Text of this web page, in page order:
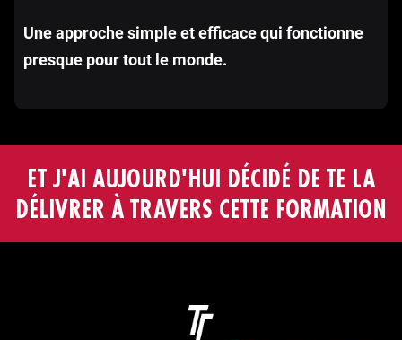
Une approche simple et efficace qui fonctionne
presque pour tout le monde.
ET J'AI AUJOURD'HUI DÉCIDÉ DE TE LA
DÉLIVRER À TRAVERS CETTE FORMATION